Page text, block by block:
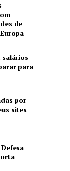
de
salários
para
por
sites